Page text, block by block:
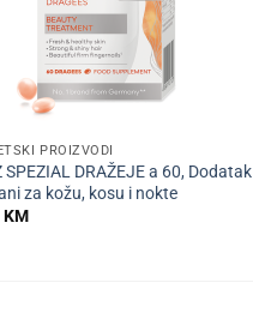
PROIZVODI
SPEZIAL DRAŽEJE a 60, Dodatak
za kožu, kosu i nokte
KM